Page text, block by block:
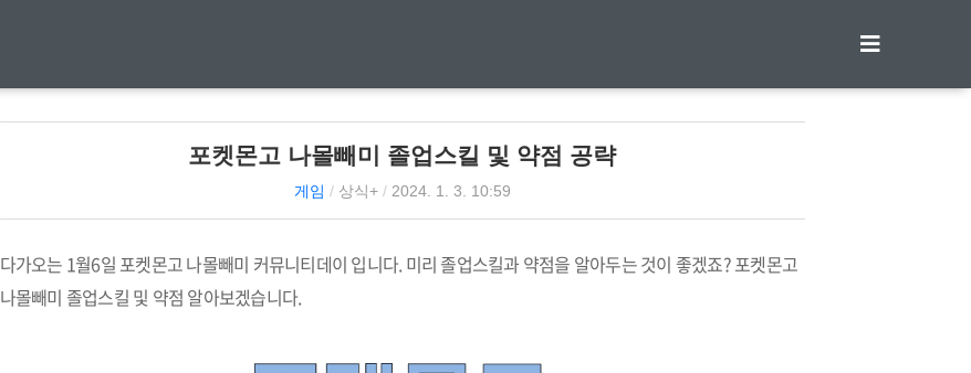
포켓몬고 나몰빼미 졸업스킬 및 약점 공략
게임 / 상식+/ 2024. 1. 3. 10:59
다가오는 1월6일 포켓몬고 나몰빼미 커뮤니티데이 입니다. 미리 졸업스킬과 약점을 알아두는 것이 좋겠죠? 포켓몬고
나몰빼미 졸업스킬 및 약점 알아보겠습니다.